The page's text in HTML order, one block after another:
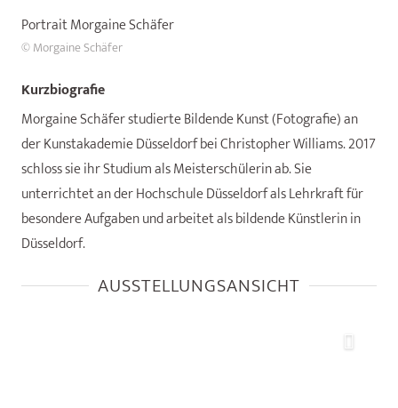
Portrait Morgaine Schäfer
© Morgaine Schäfer
Kurzbiografie
Morgaine Schäfer studierte Bildende Kunst (Fotografie) an
der Kunstakademie Düsseldorf bei Christopher Williams. 2017
schloss sie ihr Studium als Meisterschülerin ab. Sie
unterrichtet an der Hochschule Düsseldorf als Lehrkraft für
besondere Aufgaben und arbeitet als bildende Künstlerin in
Düsseldorf.
AUSSTELLUNGSANSICHT